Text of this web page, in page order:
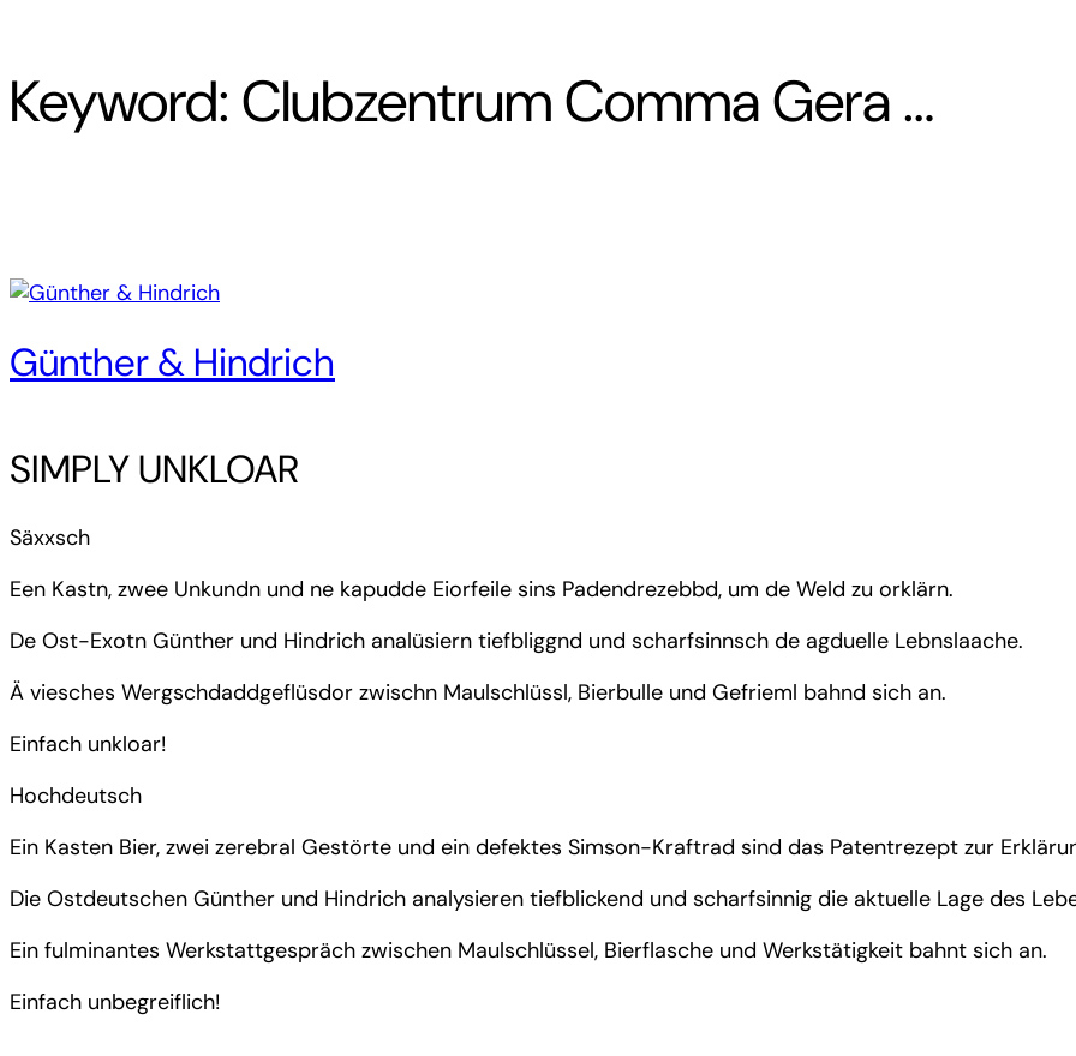
Keyword: Clubzentrum Comma Gera …
Günther & Hindrich
SIMPLY UNKLOAR
Säxxsch
Een Kastn, zwee Unkundn und ne kapudde Eiorfeile sins Padendrezebbd, um de Weld zu orklärn.
De Ost-Exotn Günther und Hindrich analüsiern tiefbliggnd und scharfsinnsch de agduelle Lebnslaache.
Ä viesches Wergschdaddgeflüsdor zwischn Maulschlüssl, Bierbulle und Gefrieml bahnd sich an.
Einfach unkloar!
Hochdeutsch
Ein Kasten Bier, zwei zerebral Gestörte und ein defektes Simson-Kraftrad sind das Patentrezept zur
Die Ostdeutschen Günther und Hindrich analysieren tiefblickend und scharfsinnig die aktuelle Lage des
Ein fulminantes Werkstattgespräch zwischen Maulschlüssel, Bierflasche und Werkstätigkeit bahnt sich an.
Einfach unbegreiflich!